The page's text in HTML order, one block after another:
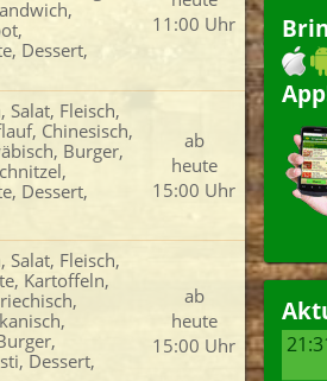
Schwäbisch
Döner
Rösti
Schnitzel
um : Uhr bestellen
Dessert,
11:00 Uhr
Salat, Fleisch,
Chinesisch,
Burger,
Dessert,
ab
heute
15:00 Uhr
Salat, Fleisch,
Kartoffeln,
Dessert,
ab
heute
15:00 Uhr